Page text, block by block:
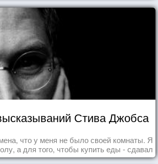
Стива Джобса
что у меня не было своей комнаты. Я
а для того, чтобы купить еды - сдавал
из под кока-колы"